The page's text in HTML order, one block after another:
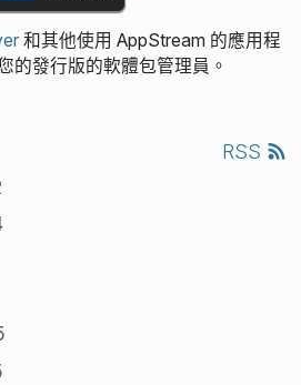
和其他使用 AppStream 的應用程
的發行版的軟體包管理員。
RSS